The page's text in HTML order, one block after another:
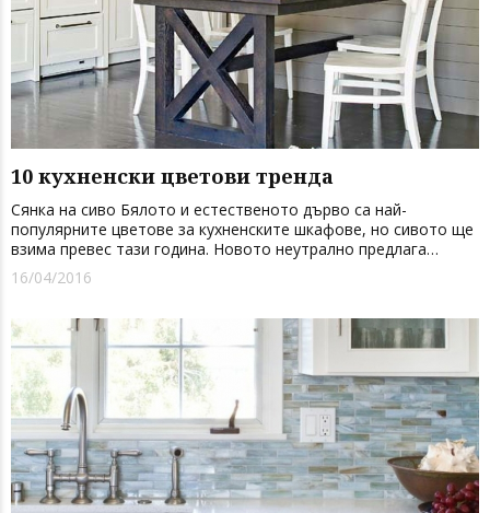
10 кухненски цветови тренда
Сянка на сиво Бялото и естественото дърво са най-
популярните цветове за кухненските шкафове, но сивото ще
взима превес тази година. Новото неутрално предлага
съвременна алтернатива за модерната къща. В съчетание с
черен плот, ефектът е забележителен. Цвят отгоре Когато
16/04/2016